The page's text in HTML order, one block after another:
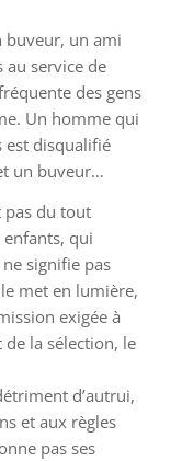
buveur, un ami
au service de
des gens
Un homme qui
est disqualifié
un buveur…
pas du tout
enfants, qui
signifie pas
met en lumière,
exigée à
de la sélection, le
d’autrui,
et aux règles
pas ses